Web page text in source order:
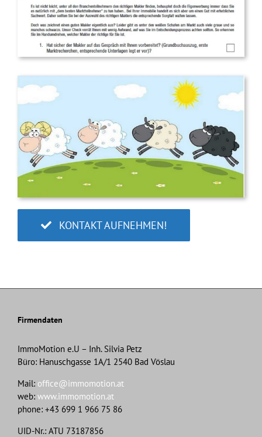
KONTAKT AUFNEHMEN!
Firmendaten
ImmoMotion e.U – Inh. Silvia Petz
Büro: Hanuschgasse 1A/1 2540 Bad Vöslau
Mail: office@immomotion.at
web: www.immomotion.at
phone: +43 699 1 966 75 86
UID-Nr.: ATU 73187856